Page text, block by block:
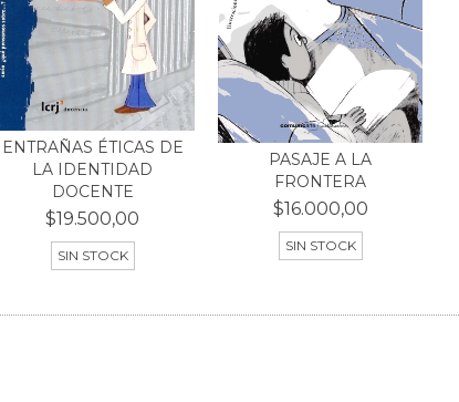
ENTRAÑAS ÉTICAS DE
LA IDENTIDAD
DOCENTE
$19.500,00
SIN STOCK
PASAJE A LA
FRONTERA
$16.000,00
SIN STOCK